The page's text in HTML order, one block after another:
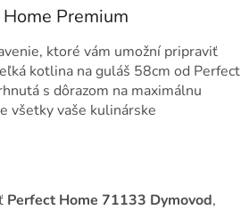
Premium
ktoré vám umožní pripraviť
kotlina na guláš 58cm od Perfect
s dôrazom na maximálnu
všetky vaše kulinárske
Perfect Home 71133 Dymovod,